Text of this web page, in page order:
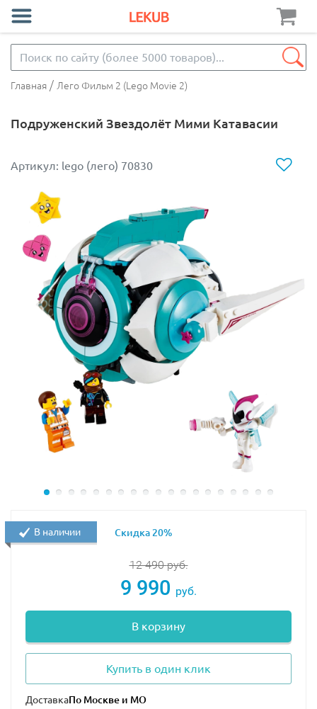
Главная / Лего Фильм 2 (Lego Movie 2)
Подруженский Звездолёт Мими Катавасии
Артикул: lego (лего) 70830
12 490руб.
9 990 руб.
В корзину
Купить в один клик
Доставка
В наличии Скидка 20%